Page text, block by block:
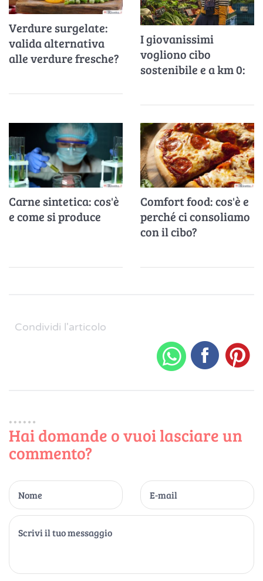
Verdure surgelate:
valida alternativa
alle verdure fresche?
I giovanissimi
vogliono cibo
sostenibile e a km 0:
Carne sintetica: cos'è
e come si produce
Comfort food: cos'è e
perché ci consoliamo
con il cibo?
Condividi l'articolo
Hai domande o vuoi lasciare un
commento?